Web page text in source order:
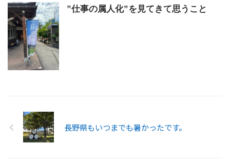
”仕事の属人化”を見てきて思うこと
長野県もいつまでも暑かったです。